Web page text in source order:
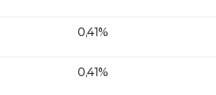
0,41%
0,41%